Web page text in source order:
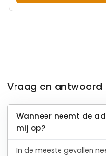
Vraag en antwoord
Wanneer neemt de
mij op?
In de meeste gevallen